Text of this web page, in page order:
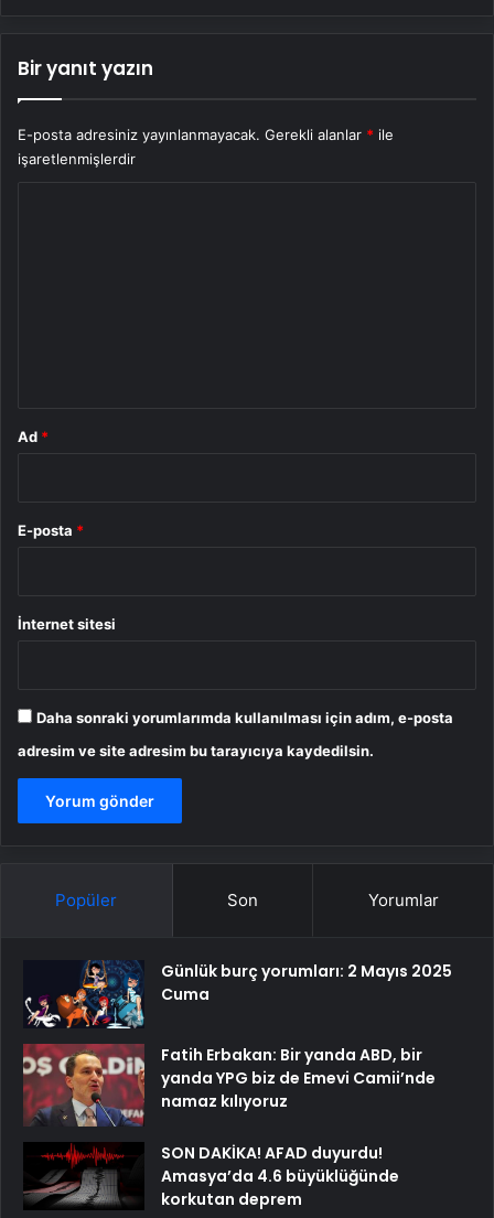
Bir yanıt yazın
E-posta adresiniz yayınlanmayacak. Gerekli alanlar * ile
işaretlenmişlerdir
Ad *
E-posta *
İnternet sitesi
Daha sonraki yorumlarımda kullanılması için adım, e-posta
adresim ve site adresim bu tarayıcıya kaydedilsin.
Popüler Son Yorumlar
Günlük burç yorumları: 2 Mayıs 2025
Cuma
Fatih Erbakan: Bir yanda ABD, bir
yanda YPG biz de Emevi Camii’nde
namaz kılıyoruz
SON DAKİKA! AFAD duyurdu!
Amasya’da 4.6 büyüklüğünde
korkutan deprem